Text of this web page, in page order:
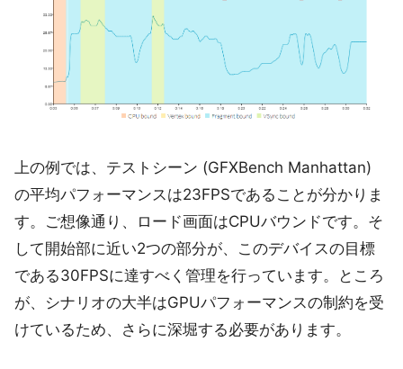
上の例では、テストシーン (GFXBench Manhattan)
の平均パフォーマンスは23FPSであることが分かりま
す。ご想像通り、ロード画面はCPUバウンドです。そ
して開始部に近い2つの部分が、このデバイスの目標
である30FPSに達すべく管理を行っています。ところ
が、シナリオの大半はGPUパフォーマンスの制約を受
けているため、さらに深堀する必要があります。